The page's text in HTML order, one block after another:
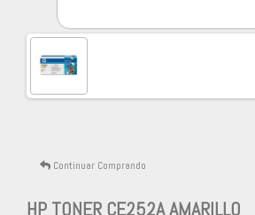
Continuar Comprando
HP TONER CE252A AMARILLO